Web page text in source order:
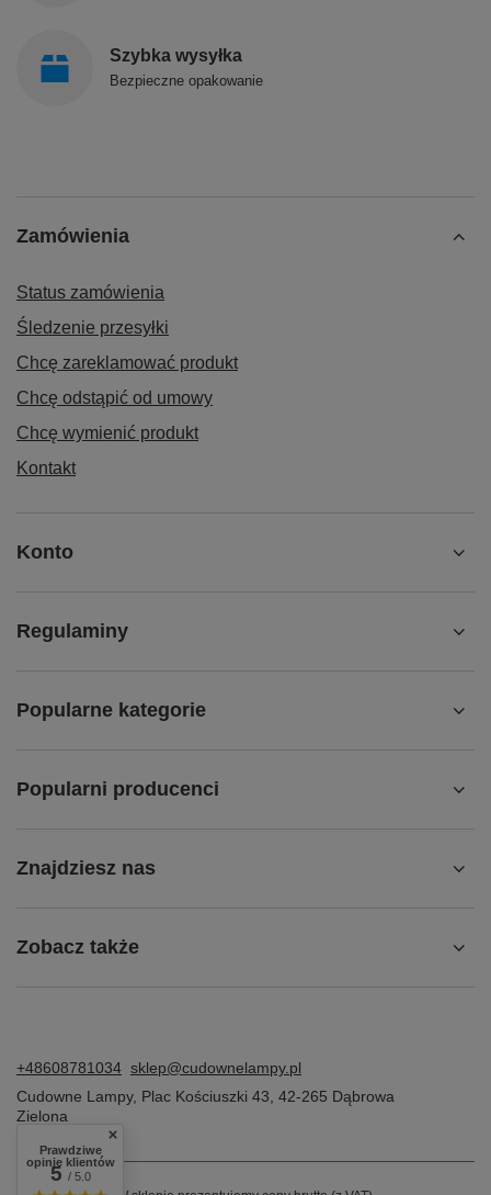
Szybka wysyłka
Bezpieczne opakowanie
Zamówienia
Status zamówienia
Śledzenie przesyłki
Chcę zareklamować produkt
Chcę odstąpić od umowy
Chcę wymienić produkt
Kontakt
Konto
Regulaminy
Popularne kategorie
Popularni producenci
Znajdziesz nas
Zobacz także
+48608781034 sklep@cudownelampy.pl
Cudowne Lampy, Plac Kościuszki 43 42-265 Dąbrowa
Zielona
Prawdziwe
opinie klientów
5/ 5.0